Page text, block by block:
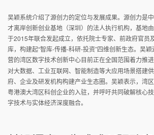
吴颖系统介绍了源创力的定位与发展成果。源创力是
才离岸创新创业基地（深圳）的法人执行机构，基地
于2015年联合发起成立，依托院士专家、前政府官员
库，构建起“智库-传播-科研-投资”四维创新生态。吴
营的湾区数字技术创新中心目前正在全国范围着力推进
对大数据、工业互联网、智能制造等大应用场景搭建
府、企业及研发机构构建产业生态圈。吴颖表示，湾
粤港澳大湾区科创企业的入驻，并呼吁共同破解核心
字技术与实体经济深度融合。